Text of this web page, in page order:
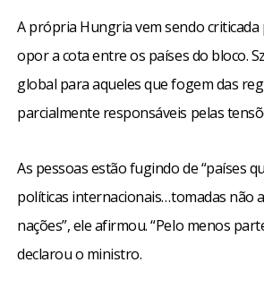
A própria Hungria vem sendo
opor a cota entre os países do bloco.
global para aqueles que fogem das
parcialmente responsáveis pelas
As pessoas estão fugindo de “países
políticas internacionais…tomadas não
nações”, ele afirmou. “Pelo menos
declarou o ministro.